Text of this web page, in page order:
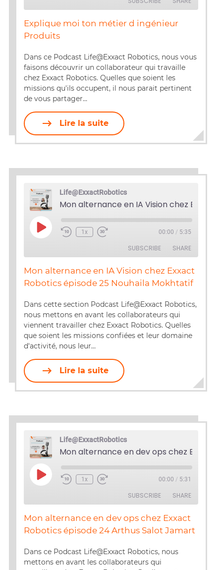
RSS FEED
SHARE
EMBED
Explique moi ton métier d ingénieur
Produits
Dans ce Podcast Life@Exxact Robotics, nous vous
faisons découvrir un collaborateur qui travaille
chez Exxact Robotics. Quelles que soient les
missions qu'ils occupent, il nous parait pertinent
de vous partager…
Lire la suite
Life@ExxactRobotics
Play
Episode
1x 00:00 / 5:35
SUBSCRIBE SHARE
RSS FEED
SHARE
EMBED
Mon alternance en IA Vision chez Exxact
Robotics épisode 25 Nouhaila Mokhtatif
Dans cette section Podcast Life@Exxact Robotics,
nous mettons en avant les collaborateurs qui
viennent travailler chez Exxact Robotics. Quelles
que soient les missions confiées et leur domaine
d'activité, nous leur…
Lire la suite
Life@ExxactRobotics
Play
Episode
1x 00:00 / 5:31
SUBSCRIBE SHARE
RSS FEED
SHARE
EMBED
Mon alternance en dev ops chez Exxact
Robotics épisode 24 Arthus Salot Jamart
Dans ce Podcast Life@Exxact Robotics, nous
mettons en avant les collaborateurs qui